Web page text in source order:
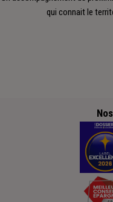
qui connait le